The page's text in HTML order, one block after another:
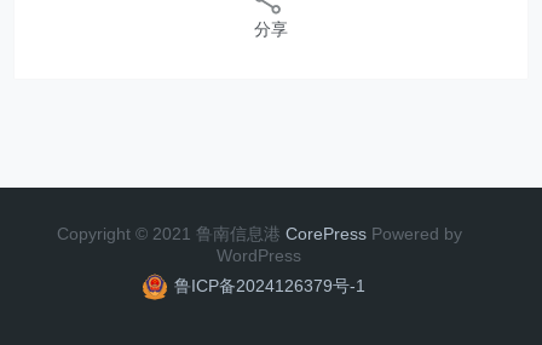
分享
Copyright © 2021 鲁南信息港 CorePress Powered by
WordPress
鲁ICP备2024126379号-1